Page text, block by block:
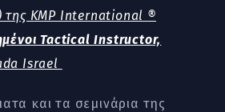
της KMP International ®
Tactical Instructor,
Israel
και τα σεμινάρια της